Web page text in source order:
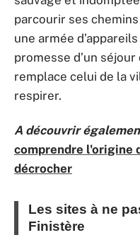
parcourir ses
une armée
promesse d’un
remplace celui de la
respirer.
A découvrir
comprendre l'origine
décrocher
Les sites à ne
Finistère